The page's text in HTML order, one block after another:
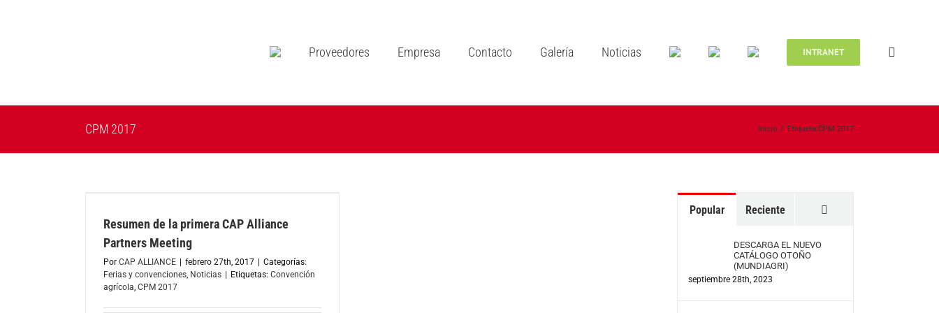
Proveedores Empresa Contacto Galería Noticias INTRANET
CPM 2017 Inicio / Etiqueta:CPM 2017
Resumen de la primera CAP Alliance
Partners Meeting
Por CAP ALLIANCE febrero 27th, 2017
Categorías:
Ferias y convenciones, Noticias Etiquetas: Convención
agrícola, CPM 2017
Popular Reciente
DESCARGA EL NUEVO
CATÁLOGO OTOÑO
(MUNDIAGRI)
septiembre 28th, 2023